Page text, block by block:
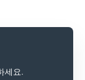
세요.